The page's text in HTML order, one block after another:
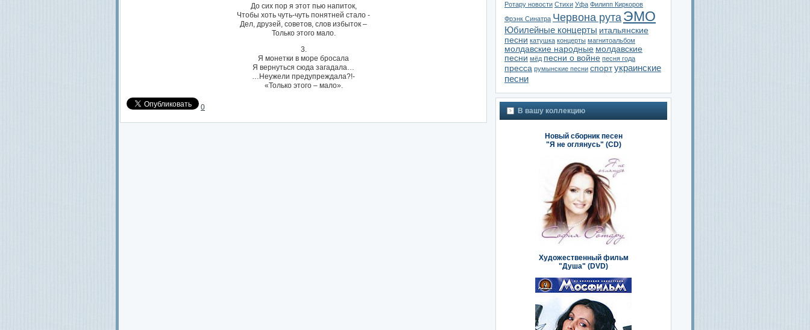
До сих пор я этот пью напиток,
Чтобы хоть чуть-чуть понятней стало -
Дел, друзей, советов, слов избыток –
Только этого мало.
3.
Я монетки в море бросала
Я вернуться сюда загадала…
…Неужели предупреждала?!-
«Только этого – мало».
0
Ротару новости Стихи Уфа Филипп Киркоров
Фрэнк Синатра Червона рута ЭМО
Юбилейные концерты итальянские
песни катушка концерты магнитоальбом
молдавские народные молдавские
песни мёд песни о войне песня года
пресса румынские песни спорт украинские
песни
В вашу коллекцию
Новый сборник песен
"Я не оглянусь" (CD)
Художественный фильм
"Душа" (DVD)